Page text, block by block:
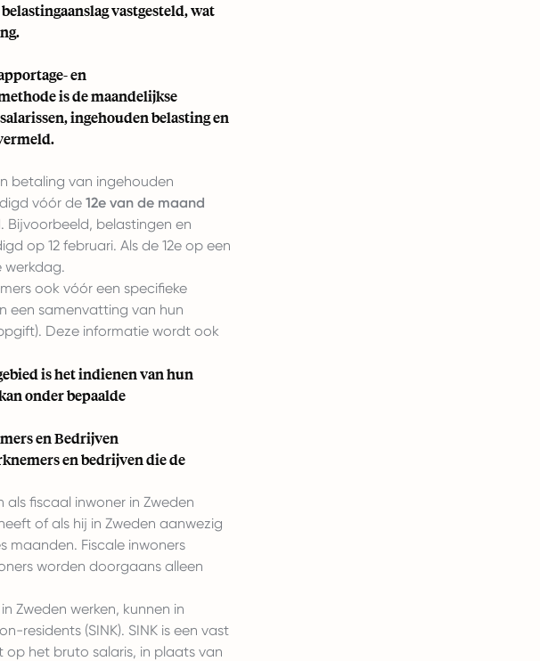
vastgesteld, wat
en
is de maandelijkse
ingehouden belasting en
betaling van ingehouden
vóór de 12e van de maand
belastingen en
op 12 februari. Als de 12e op een
werkdag.
ook vóór een specifieke
een samenvatting van hun
Deze informatie wordt ook
is het indienen van hun
onder bepaalde
en Bedrijven
en bedrijven die de
fiscaal inwoner in Zweden
of als hij in Zweden aanwezig
maanden. Fiscale inwoners
worden doorgaans alleen
Zweden werken, kunnen in
residents (SINK). SINK is een vast
het bruto salaris, in plaats van